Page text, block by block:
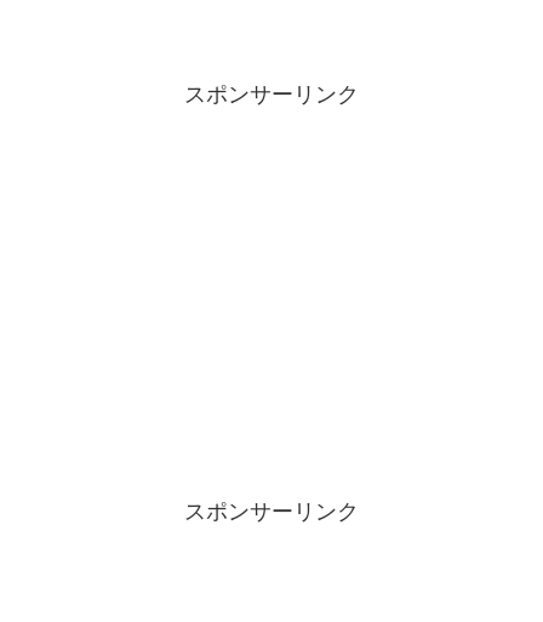
スポンサーリンク
スポンサーリンク